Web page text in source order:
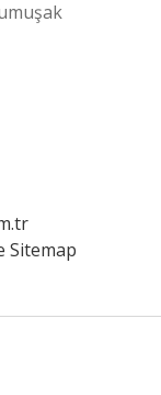
Sitemap